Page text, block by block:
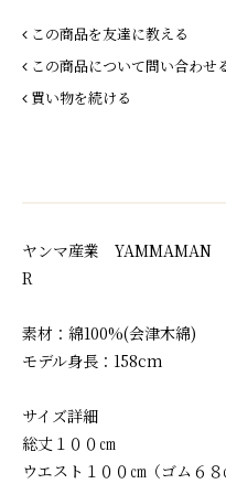
この商品を友達に教える
この商品について問い合わせ
買い物を続ける
ヤンマ産業 YAMMAMAN
R
素材：綿100%(会津木綿)
モデル身長：158cm
サイズ詳細
総丈１００㎝
ウエスト１００㎝（ゴム６８